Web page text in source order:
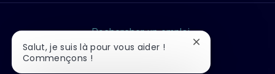
Rechercher un emploi
Nos métiers
Salut, je suis là pour vous aider !
Commençons !
Fermer
notification